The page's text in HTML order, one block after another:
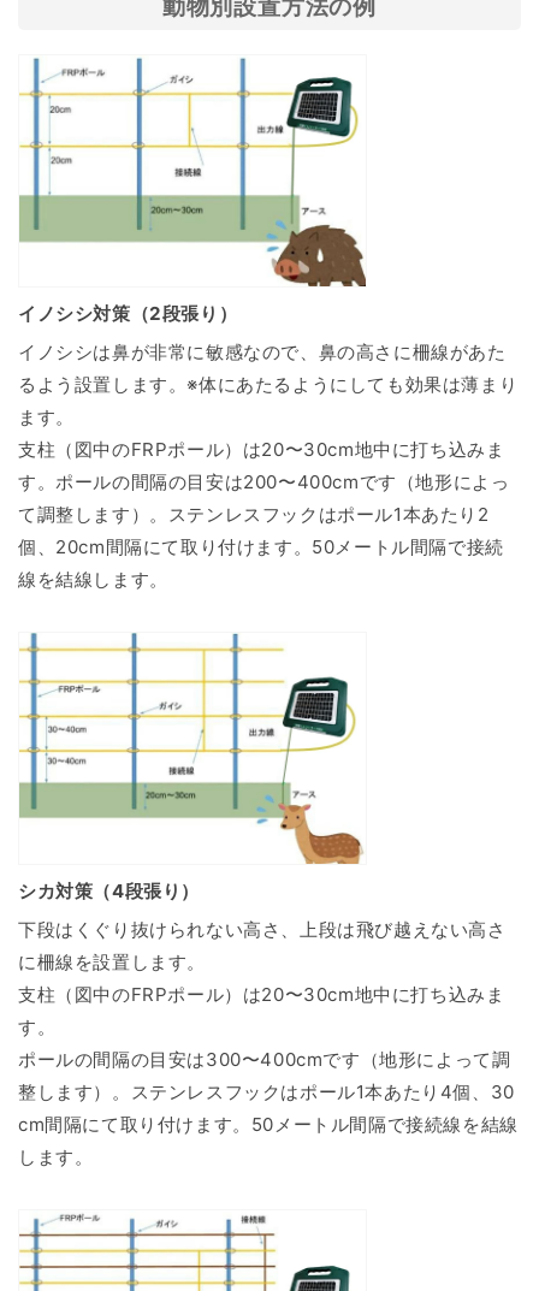
動物別設置方法の例
イノシシ対策（2段張り）
イノシシは鼻が非常に敏感なので、鼻の高さに柵線があた
るよう設置します。※体にあたるようにしても効果は薄まり
ます。
支柱（図中のFRPポール）は20〜30cm地中に打ち込みま
す。ポールの間隔の目安は200〜400cmです（地形によっ
て調整します）。ステンレスフックはポール1本あたり2
個、20cm間隔にて取り付けます。50メートル間隔で接続
線を結線します。
シカ対策（4段張り）
下段はくぐり抜けられない高さ、上段は飛び越えない高さ
に柵線を設置します。
支柱（図中のFRPポール）は20〜30cm地中に打ち込みま
す。
ポールの間隔の目安は300〜400cmです（地形によって調
整します）。ステンレスフックはポール1本あたり4個、30
cm間隔にて取り付けます。50メートル間隔で接続線を結線
します。